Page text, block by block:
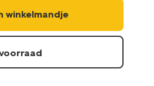
winkelmandje